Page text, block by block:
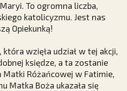
To ogromna liczba,
katolicyzmu. Jest nas
Opiekunką!
wzięła udział w tej akcji,
księdze, a ta zostanie
Matki Różańcowej w Fatimie,
Matka Boża ukazała się